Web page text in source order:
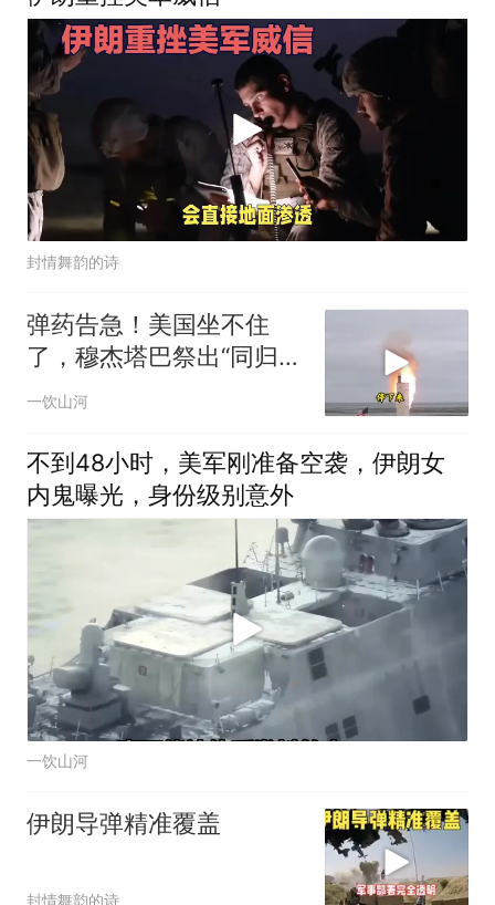
封情舞韵的诗
弹药告急！美国坐不住
了，穆杰塔巴祭出“同归于
尽”绝招，暴露致命短板
一饮山河
不到48小时，美军刚准备空袭，伊朗女
内鬼曝光，身份级别意外
一饮山河
伊朗导弹精准覆盖
封情舞韵的诗